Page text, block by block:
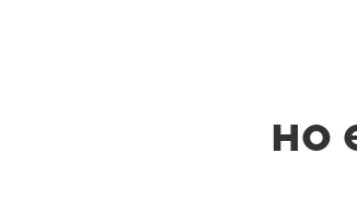
но